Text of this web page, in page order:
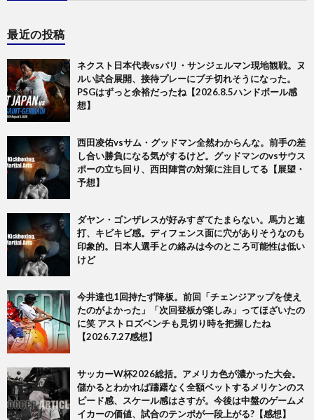
最近の投稿
ネクスト日本代表vsパリ・サンジェルマン現地観戦。ヌ
ルい試合展開、接待プレーにブチ切れそうになった。
PSGはずっと余裕だったね【2026.8.5ハンドボール感
想】
西田凌佑vsサム・グッドマン全然わからんな。前手の差
し合い勝負になる気がするけど。グッドマンのvsサウス
ポーの立ち回り、西田陣営の対策に注目してる【展望・
予想】
ダヤン・ゴンザレスが好みすぎてたまらない。馬力と連
打、キビキビ感。ディフェンス面に穴がありそうなのも
印象的。日本人選手との絡みは今のところ可能性は低い
けど
今井達也1回持たず降板。前回「チェンジアップを使え
たのがよかった」「次回登板が楽しみ」ってほざいたの
に笑 アストロズベンチも見切り時を把握したね
【2026.7.27感想】
サッカーW杯2026総括。アメリカ色が濃かった大会。
儲かるとわかれば躊躇なく全額ベットするメリケンのス
ピード感、スケール感はさすが。今後は中盤のゲームメ
イカーの価値、試合のテンポが一段上がる?【感想】